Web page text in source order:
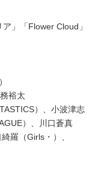
」「Flower Cloud」
裕太
）、小波津志
）、川口蒼真
羅（Girls・）、